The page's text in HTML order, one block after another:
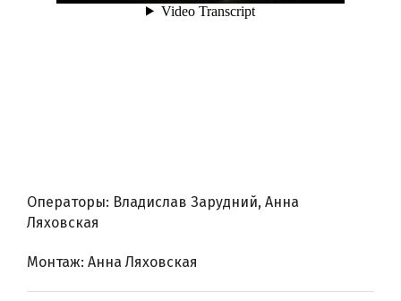
Операторы: Владислав Зарудний, Анна
Ляховская
Монтаж: Анна Ляховская